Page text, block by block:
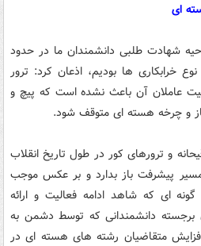
ای
شهادت طلبی دانشمندان ما در حدود
خرابکاری ها بودیم، اذعان کرد: ترور
عاملان آن باعث نشده است که پیچ و
و چرخه هسته ای متوقف شود.
و ترورهای کور در طول تاریخ انقلاب
مسیر پیشرفت باز بدارد و بر عکس موجب
ای که شاهد ادامه فعالیت و ارائه
برجسته دانشمندانی که توسط دشمن به
متقاضیان رشته های هسته ای در